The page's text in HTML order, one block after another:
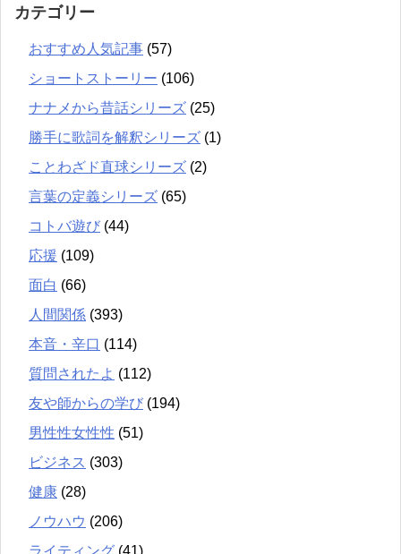
カテゴリー
おすすめ人気記事 (57)
ショートストーリー (106)
ナナメから昔話シリーズ (25)
勝手に歌詞を解釈シリーズ (1)
ことわざド直球シリーズ (2)
言葉の定義シリーズ (65)
コトバ遊び (44)
応援 (109)
面白 (66)
人間関係 (393)
本音・辛口 (114)
質問されたよ (112)
友や師からの学び (194)
男性性女性性 (51)
ビジネス (303)
健康 (28)
ノウハウ (206)